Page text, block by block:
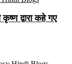
द्वारा कहे गए